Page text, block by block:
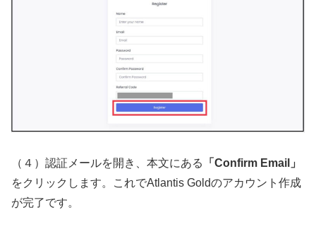
（４）認証メールを開き、本文にある
「Confirm Email」
をクリックします。これでAtlantis Goldのアカウント作成
が完了です。